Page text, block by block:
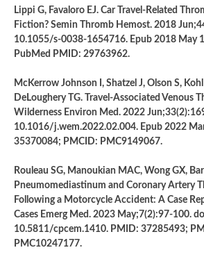
Lippi G, Favaloro EJ. Car Travel-Related
Fiction? Semin Thromb Hemost. 2018
10.1055/s-0038-1654716. Epub 2018 May
PubMed PMID: 29763962.
McKerrow Johnson I, Shatzel J, Olson S,
DeLoughery TG. Travel-Associated Venous
Wilderness Environ Med. 2022
10.1016/j.wem.2022.02.004. Epub 2022
35370084; PMCID: PMC9149067.
Rouleau SG, Manoukian MAC, Wong GX,
Pneumomediastinum and Coronary Artery
Following a Motorcycle Accident: A Case
Cases Emerg Med. 2023 May;7(2):97-100.
10.5811/cpcem.1410. PMID: 37285493;
PMC10247177.